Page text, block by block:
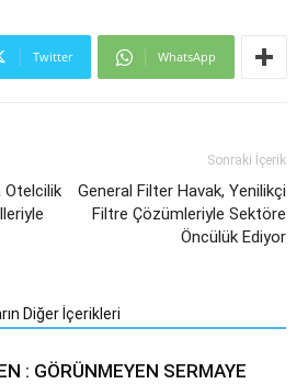
Twitter WhatsApp
Otelcilik
Sonraki İçerik
General Filter Havak, Yenilikçi
Filtre Çözümleriyle Sektöre
Öncülük Ediyor
Diğer İçerikleri
: GÖRÜNMEYEN SERMAYE